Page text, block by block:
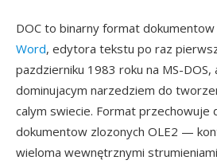
DOC to binarny format
Word, edytora tekstu po raz
pazdzierniku 1983 roku na MS-
dominujacym narzedziem do
calym swiecie. Format przechowuje
dokumentow zlozonych OLE2 —
wieloma wewnętrznymi